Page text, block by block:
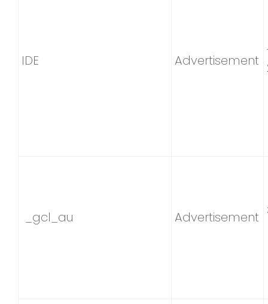
IDE Advertisement
_gcl_au Advertisement